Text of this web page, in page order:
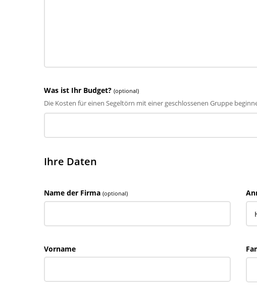
Was ist Ihr Budget? (optional)
Die Kosten für einen Segeltörn mit einer geschlossenen Gruppe
Ihre Daten
Name der Firma (optional)
Vorname